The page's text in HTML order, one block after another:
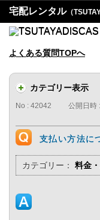
宅配レンタル（
よくある質問TOPへ
カテゴリー表示
No : 42042 公開日時
支払い方法に
カテゴリー： 料金